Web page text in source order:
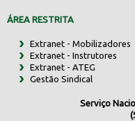
ÁREA RESTRITA
Extranet - Mobilizadores
Extranet - Instrutores
Extranet - ATEG
Gestão Sindical
Serviço